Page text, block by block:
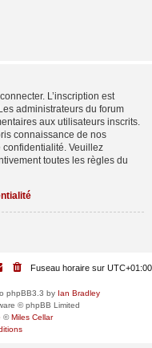
L’inscription est
administrateurs du forum
aux utilisateurs inscrits.
connaissance de nos
confidentialité. Veuillez
toutes les règles du
Fuseau horaire sur UTC+01:00
phpBB3.3 by Ian Bradley
© phpBB Limited
©Miles Cellar